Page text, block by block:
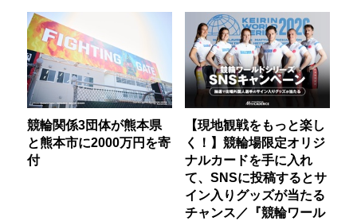
競輪関係3団体が熊本県
と熊本市に2000万円を寄
付
【現地観戦をもっと楽し
く！】競輪場限定オリジ
ナルカードを手に入れ
て、SNSに投稿するとサ
イン入りグッズが当たる
チャンス／『競輪ワール